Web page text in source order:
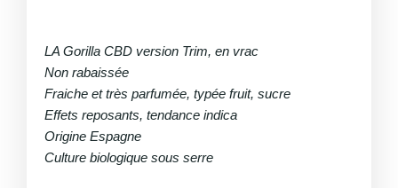
prix :
à
€1.000,00
LA Gorilla CBD version Trim, en vrac
Non rabaissée
Fraiche et très parfumée, typée fruit, sucre
Effets reposants, tendance indica
Origine Espagne
Culture biologique sous serre